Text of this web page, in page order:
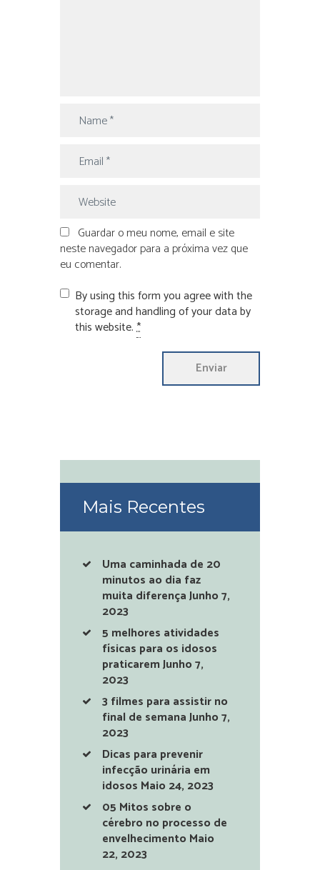
Guardar o meu nome, email e site
neste navegador para a próxima vez que
eu comentar.
By using this form you agree with the
storage and handling of your data by
this website.*
Mais Recentes
Uma caminhada de 20
minutos ao dia faz
muita diferençaJunho 7,
2023
5 melhores atividades
físicas para os idosos
praticaremJunho 7,
2023
3 filmes para assistir no
final de semanaJunho 7,
2023
Dicas para prevenir
infecção urinária em
idosos Maio 24, 2023
05 Mitos sobre o
cérebro no processo de
envelhecimento Maio
22, 2023